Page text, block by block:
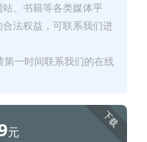
、书籍等各类媒体平
法权益，可联系我们进
一时间联系我们的在线
下载
元